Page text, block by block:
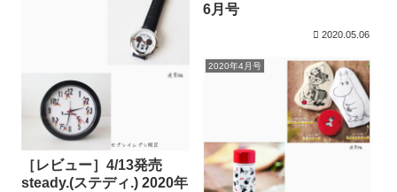
6月号
2020.05.06
［レビュー］4/13発売
steady.(ステディ.) 2020年
2020年4月号